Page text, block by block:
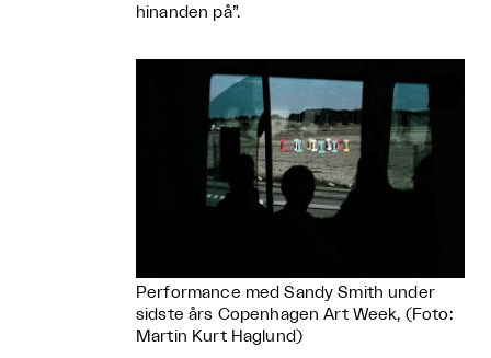
hinanden på”.
Performance med Sandy Smith under
sidste års Copenhagen Art Week, (Foto:
Martin Kurt Haglund)